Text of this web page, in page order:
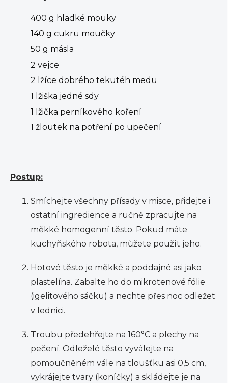
400 g hladké mouky
140 g cukru moučky
50 g másla
2 vejce
2 lžíce dobrého tekutéh medu
1 lžiška jedné sdy
1 lžička perníkového koření
1 žloutek na potření po upečení
Postup:
Smíchejte všechny přísady v misce, přidejte i
ostatní ingredience a ručně zpracujte na
měkké homogenní těsto. Pokud máte
kuchyňského robota, můžete použít jeho.
Hotové těsto je měkké a poddajné asi jako
plastelína. Zabalte ho do mikrotenové fólie
(igelitového sáčku) a nechte přes noc odležet
v lednici.
Troubu předehřejte na 160°C a plechy na
pečení. Odleželé těsto vyválejte na
pomoučněném vále na tloušťku asi 0,5 cm,
vykrájejte tvary (koníčky) a skládejte je na